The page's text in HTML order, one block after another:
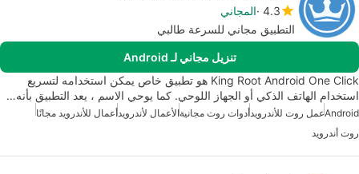
4.3 المجاني
التطبيق مجاني للسرعة طالبي
تنزيل مجاني لـ Android
King Root Android One Click هو تطبيق خاص يمكن استخدامه لتسريع
استخدام الهاتف الذكي أو الجهاز اللوحي. كما يوحي الاسم ، يعد التطبيق بأنه…
Androidعمل روت للأندرويدأدوات روت مجانيةالأعمال لأندرويدأعمال للأندرويد مجانًا
روت أندرويد